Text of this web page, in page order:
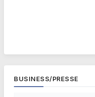
BUSINESS/PRESSE